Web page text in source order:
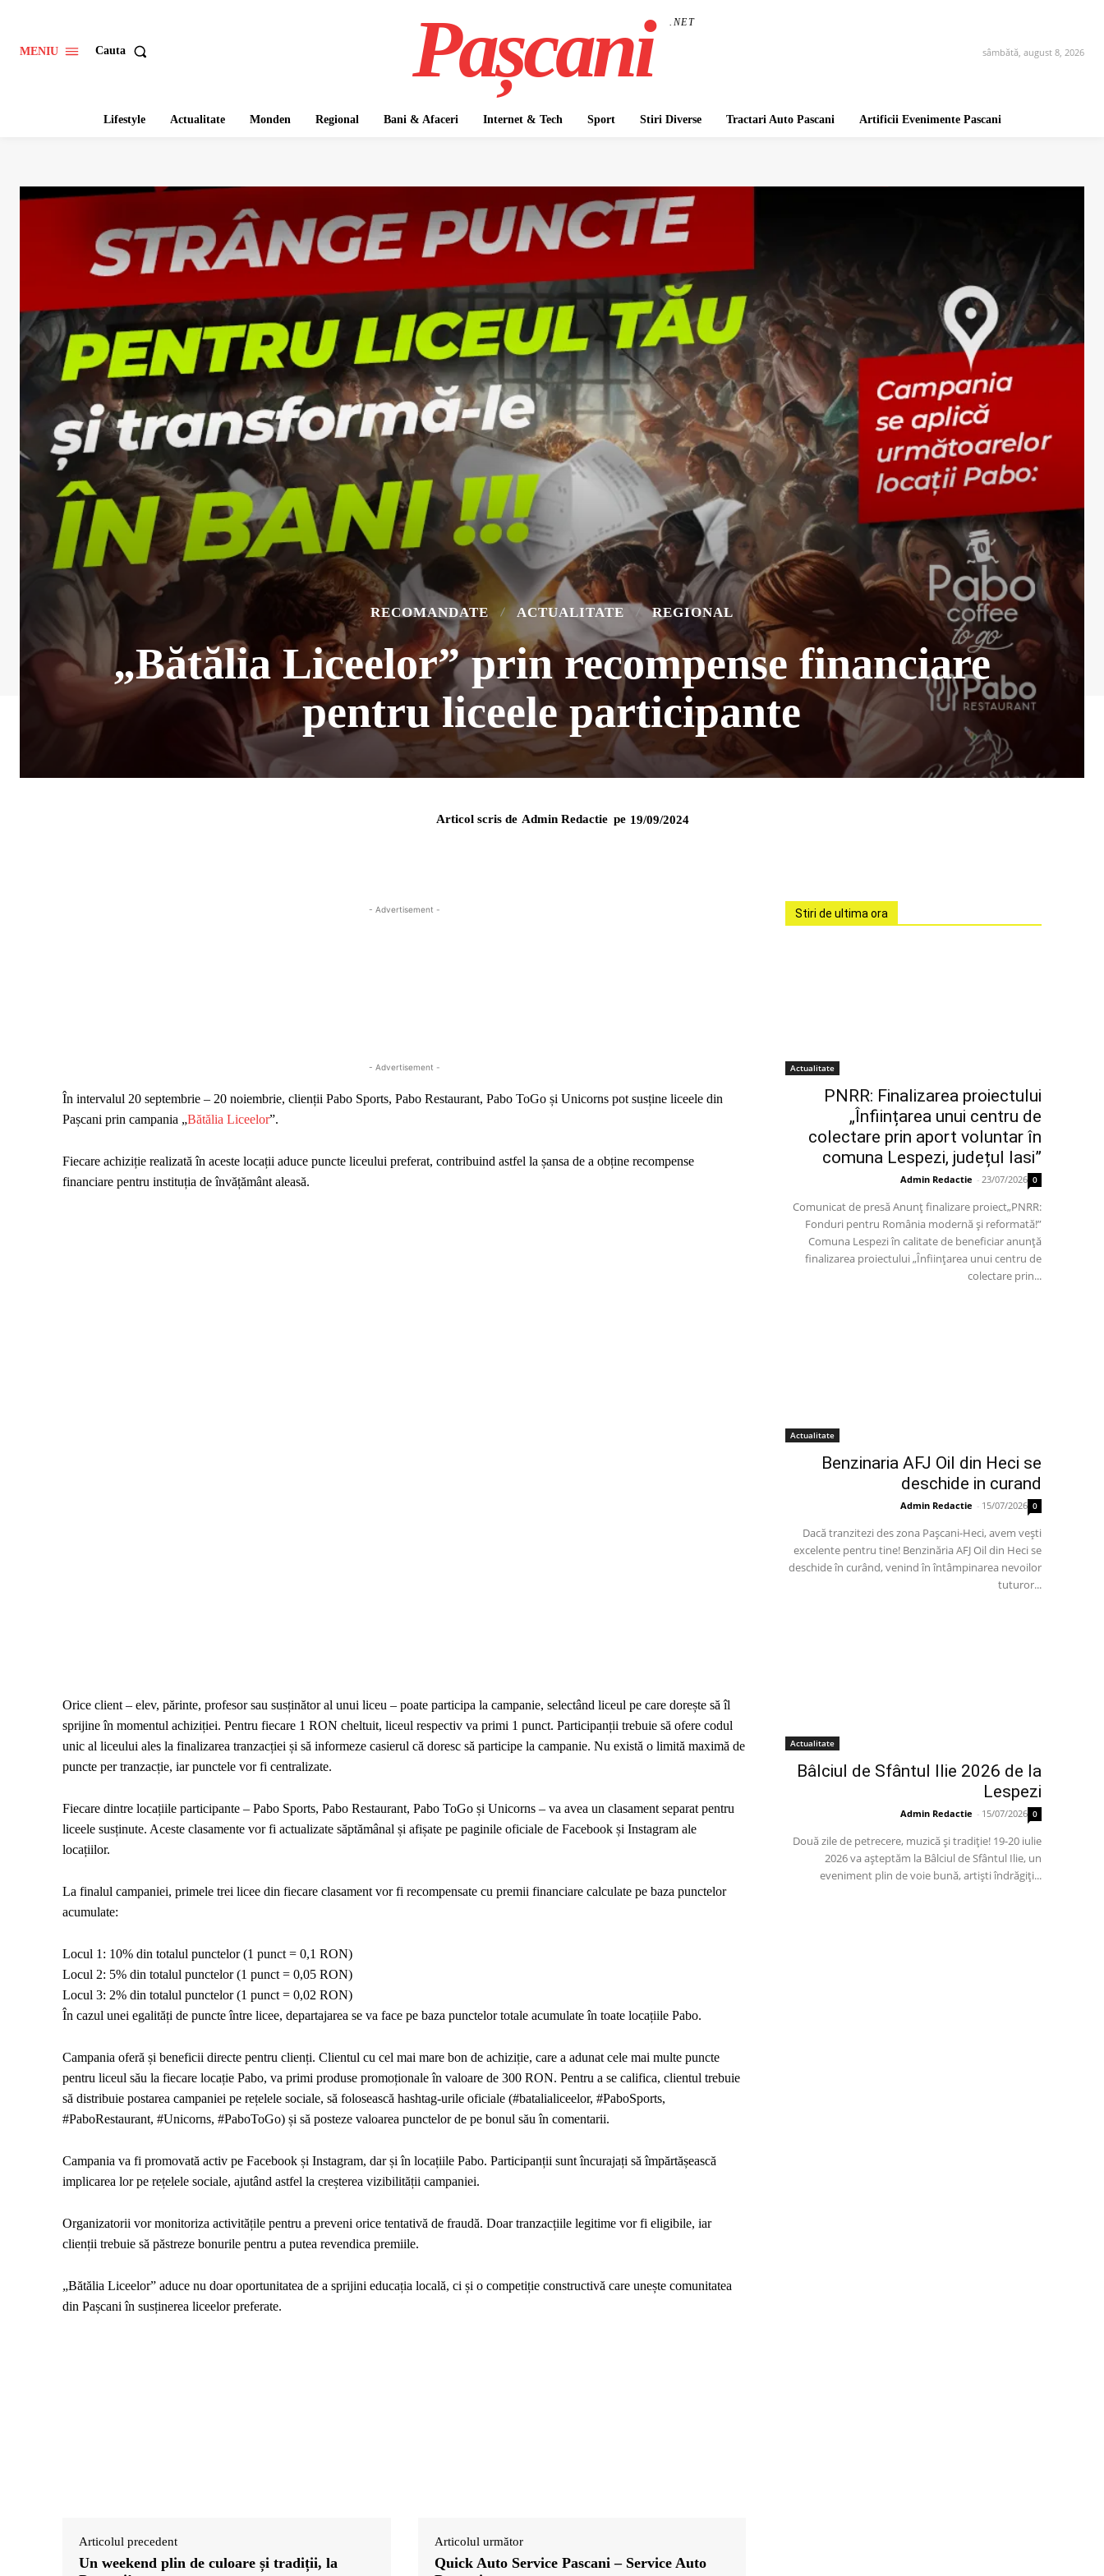
MENIU Cauta Pașcani .NET
sâmbătă, august 8, 2026
Lifestyle Actualitate Monden Regional Bani & Afaceri Internet & Tech Sport Stiri Diverse Tractari Auto Pascani Artificii Evenimente Pascani
RECOMANDATE ACTUALITATE REGIONAL
„Bătălia Liceelor” prin recompense financiare
pentru liceele participante
Articol scris de Admin Redactie pe 19/09/2024
- Advertisement -
- Advertisement -
În intervalul 20 septembrie – 20 noiembrie, clienții Pabo Sports, Pabo Restaurant, Pabo ToGo și Unicorns pot susține liceele din
Pașcani prin campania „Bătălia Liceelor”.
Fiecare achiziție realizată în aceste locații aduce puncte liceului preferat, contribuind astfel la șansa de a obține recompense
financiare pentru instituția de învățământ aleasă.
Orice client – elev, părinte, profesor sau susținător al unui liceu – poate participa la campanie, selectând liceul pe care dorește să îl
sprijine în momentul achiziției. Pentru fiecare 1 RON cheltuit, liceul respectiv va primi 1 punct. Participanții trebuie să ofere codul
unic al liceului ales la finalizarea tranzacției și să informeze casierul că doresc să participe la campanie. Nu există o limită maximă de
puncte per tranzacție, iar punctele vor fi centralizate.
Fiecare dintre locațiile participante – Pabo Sports, Pabo Restaurant, Pabo ToGo și Unicorns – va avea un clasament separat pentru
liceele susținute. Aceste clasamente vor fi actualizate săptămânal și afișate pe paginile oficiale de Facebook și Instagram ale
locațiilor.
La finalul campaniei, primele trei licee din fiecare clasament vor fi recompensate cu premii financiare calculate pe baza punctelor
acumulate:
Locul 1: 10% din totalul punctelor (1 punct = 0,1 RON)
Locul 2: 5% din totalul punctelor (1 punct = 0,05 RON)
Locul 3: 2% din totalul punctelor (1 punct = 0,02 RON)
În cazul unei egalități de puncte între licee, departajarea se va face pe baza punctelor totale acumulate în toate locațiile Pabo.
Campania oferă și beneficii directe pentru clienți. Clientul cu cel mai mare bon de achiziție, care a adunat cele mai multe puncte
pentru liceul său la fiecare locație Pabo, va primi produse promoționale în valoare de 300 RON. Pentru a se califica, clientul trebuie
să distribuie postarea campaniei pe rețelele sociale, să folosească hashtag-urile oficiale (#batalialiceelor, #PaboSports,
#PaboRestaurant, #Unicorns, #PaboToGo) și să posteze valoarea punctelor de pe bonul său în comentarii.
Campania va fi promovată activ pe Facebook și Instagram, dar și în locațiile Pabo. Participanții sunt încurajați să împărtășească
implicarea lor pe rețelele sociale, ajutând astfel la creșterea vizibilității campaniei.
Organizatorii vor monitoriza activitățile pentru a preveni orice tentativă de fraudă. Doar tranzacțiile legitime vor fi eligibile, iar
clienții trebuie să păstreze bonurile pentru a putea revendica premiile.
„Bătălia Liceelor” aduce nu doar oportunitatea de a sprijini educația locală, ci și o competiție constructivă care unește comunitatea
din Pașcani în susținerea liceelor preferate.
Articolul precedent
Un weekend plin de culoare și tradiții, la
Articolul următor
Quick Auto Service Pascani – Service Auto
Stiri de ultima ora
Actualitate
PNRR: Finalizarea proiectului
„Înființarea unui centru de
colectare prin aport voluntar în
comuna Lespezi, județul Iasi”
Admin Redactie - 23/07/2026 0
Comunicat de presă Anunț finalizare proiect„PNRR:
Fonduri pentru România modernă și reformată!”
Comuna Lespezi în calitate de beneficiar anunță
finalizarea proiectului „Înființarea unui centru de
colectare prin...
Actualitate
Benzinaria AFJ Oil din Heci se
deschide in curand
Admin Redactie - 15/07/2026 0
Dacă tranzitezi des zona Pașcani-Heci, avem vești
excelente pentru tine! Benzinăria AFJ Oil din Heci se
deschide în curând, venind în întâmpinarea nevoilor
tuturor...
Actualitate
Bâlciul de Sfântul Ilie 2026 de la
Lespezi
Admin Redactie - 15/07/2026 0
Două zile de petrecere, muzică și tradiție! 19-20 iulie
2026 va așteptăm la Bâlciul de Sfântul Ilie, un
eveniment plin de voie bună, artiști îndrăgiți...